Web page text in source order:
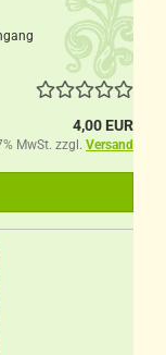
4,00 EUR
MwSt. zzgl. Versand